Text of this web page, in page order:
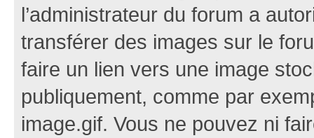
l’administrateur du forum a
transférer des images sur le
faire un lien vers une image
publiquement, comme par
image.gif. Vous ne pouvez ni